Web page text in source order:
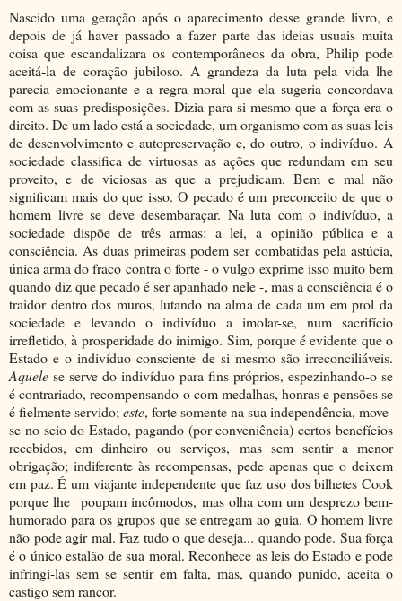
Nascido uma geração após o aparecimento desse grande livro, e
depois de já haver passado a fazer parte das ideias usuais muita
coisa que escandalizara os contemporâneos da obra, Philip pode
aceitá-la de coração jubiloso. A grandeza da luta pela vida lhe
parecia emocionante e a regra moral que ela sugeria concordava
com as suas predisposições. Dizia para si mesmo que a força era o
direito. De um lado está a sociedade, um organismo com as suas leis
de desenvolvimento e autopreservação e, do outro, o indivíduo. A
sociedade classifica de virtuosas as ações que redundam em seu
proveito, e de viciosas as que a prejudicam. Bem e mal não
significam mais do que isso. O pecado é um preconceito de que o
homem livre se deve desembaraçar. Na luta com o indivíduo, a
sociedade dispõe de três armas: a lei, a opinião pública e a
consciência. As duas primeiras podem ser combatidas pela astúcia,
única arma do fraco contra o forte - o vulgo exprime isso muito bem
quando diz que pecado é ser apanhado nele -, mas a consciência é o
traidor dentro dos muros, lutando na alma de cada um em prol da
sociedade e levando o indivíduo a imolar-se, num sacrifício
irrefletido, à prosperidade do inimigo. Sim, porque é evidente que o
Estado e o indivíduo consciente de si mesmo são irreconciliáveis.
Aquele se serve do indivíduo para fins próprios, espezinhando-o se
é contrariado, recompensando-o com medalhas, honras e pensões se
é fielmente servido; este, forte somente na sua independência, move-
se no seio do Estado, pagando (por conveniência) certos benefícios
recebidos, em dinheiro ou serviços, mas sem sentir a menor
obrigação; indiferente às recompensas, pede apenas que o deixem
em paz. É um viajante independente que faz uso dos bilhetes Cook
porque lhe poupam incômodos, mas olha com um desprezo bem-
humorado para os grupos que se entregam ao guia. O homem livre
não pode agir mal. Faz tudo o que deseja... quando pode. Sua força
é o único estalão de sua moral. Reconhece as leis do Estado e pode
infringi-las sem se sentir em falta, mas, quando punido, aceita o
castigo sem rancor.